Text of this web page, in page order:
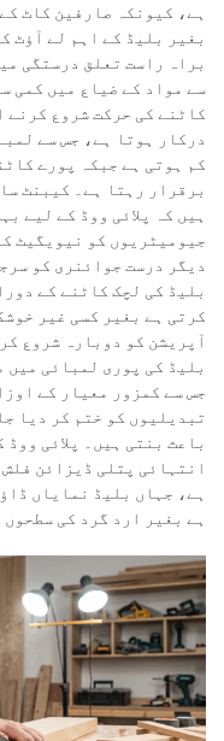
ہے، کیونکہ صارفین کاٹ
بغیر بلیڈ کے اہم لے آؤٹ
براہ راست تعلق درستگی
سے مواد کے ضیاع میں کمی
کاٹنے کی حرکت شروع کرنے
درکار ہوتا ہے، جس سے
کم ہوتی ہے جبکہ پورے
برقرار رہتا ہے۔ کیبنٹ
ہیں کہ پلائی ووڈ کے لیے
جیومیٹریوں کو نیویگیٹ
دیگر درست جوائنری کو
بلیڈ کی لچک کاٹنے کے
کرتی ہے بغیر کسی غیر
آپریشن کو دوبارہ شروع
بلیڈ کی پوری لمبائی میں
جس سے کمزور معیار کے
تبدیلیوں کو ختم کر دیا
باعث بنتی ہیں۔ پلائی
انتہائی پتلی ڈیزائن
ہے، جہاں بلیڈ نمایاں
ہے بغیر ارد گرد کی